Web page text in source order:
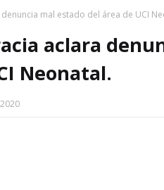
mal estado del área de UCI
aclara
Neonatal.